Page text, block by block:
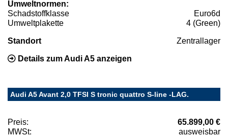
Umweltnormen:
Schadstoffklasse
Euro6d
Umweltplakette
4 (Green)
Standort Zentrallager
Details zum Audi A5 anzeigen
Audi A5 Avant 2,0 TFSI S tronic quattro S-line -LAG.
Preis:
65.899,00 €
MWSt:
ausweisbar